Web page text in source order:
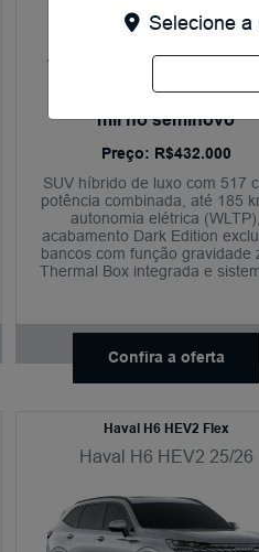
Taxa 0% (60% de entrada
até 24x) OU bônus de
mil no seminovo
Preço: R$432.000
SUV híbrido de luxo com 517
potência combinada, até 185
autonomia elétrica (WLTP),
acabamento Dark Edition
bancos com função gravidade
Thermal Box integrada e
Confira a oferta
Haval H6 HEV2 Flex
Haval H6 HEV2 25/26
Selecione a